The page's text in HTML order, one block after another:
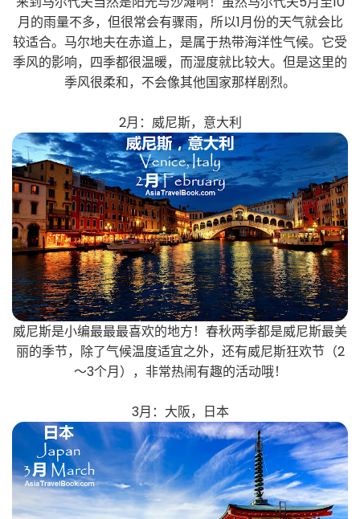
月的雨量不多，但很常会有骤雨，所以1月份的天气就会比
较适合。马尔地夫在赤道上，是属于热带海洋性气候。它受
季风的影响，四季都很温暖，而湿度就比较大。但是这里的
季风很柔和，不会像其他国家那样剧烈。
2月：威尼斯，意大利
威尼斯是小编最最最喜欢的地方！春秋两季都是威尼斯最美
丽的季节，除了气候温度适宜之外，还有威尼斯狂欢节（2
〜3个月），非常热闹有趣的活动哦！
3月：大阪，日本